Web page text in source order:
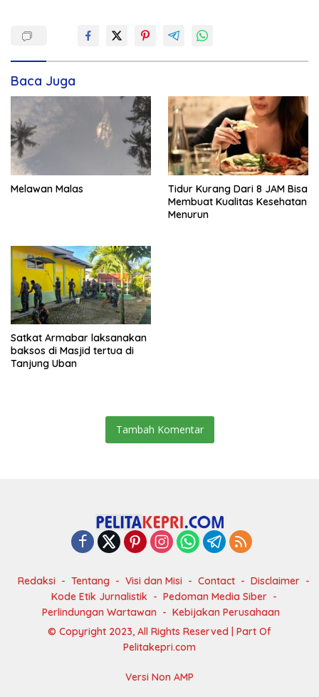
Baca Juga
Melawan Malas
Tidur Kurang Dari 8 JAM Bisa
Membuat Kualitas Kesehatan
Menurun
Satkat Armabar laksanakan
baksos di Masjid tertua di
Tanjung Uban
Tambah Komentar
Redaksi Tentang Visi dan Misi Contact
Disclaimer
Kode Etik Jurnalistik
Pedoman Media Siber
Perlindungan Wartawan
Kebijakan Perusahaan
© Copyright 2023, All Rights Reserved | Part Of
Pelitakepri.com
Versi Non AMP